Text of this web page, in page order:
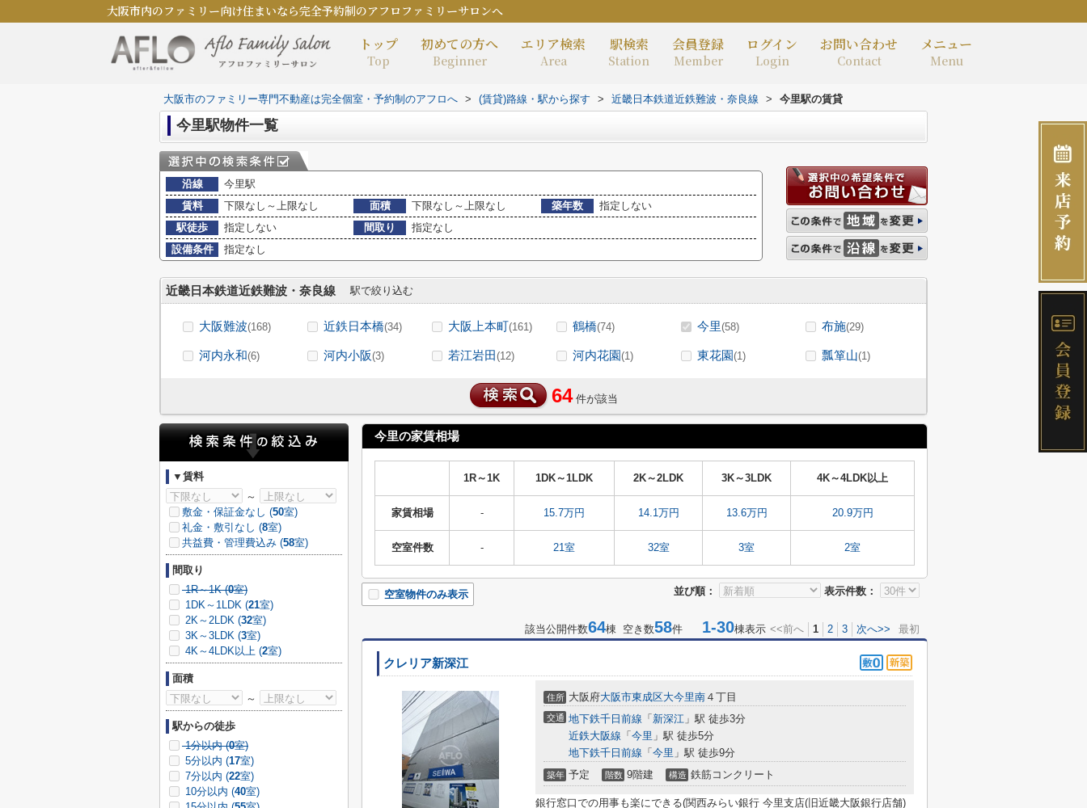
大阪市内のファミリー向け住まいなら完全予約制のアフロファミリーサロンへ
トップ
Top
初めての方へ
Beginner
エリア検索
Area
駅検索
Station
会員登録
Member
ログイン
Login
お問い合わせ
Contact
メニュー
Menu
大阪市のファミリー専門不動産は完全個室・予約制のアフロへ > (賃貸)路線・駅から探す > 近畿日本鉄道近鉄難波・奈良線 > 今里駅の賃貸
今里駅物件一覧
沿線
今里駅
賃料
下限なし～上限なし 面積 下限なし～上限なし 築年数
指定しない
駅徒歩
指定しない 間取り
指定なし
設備条件
指定なし
近畿日本鉄道近鉄難波・奈良線 駅で絞り込む
大阪難波(168) 近鉄日本橋(34) 大阪上本町(161) 鶴橋(74) 今里(58) 布施(29)
河内永和(6) 河内小阪(3) 若江岩田(12) 河内花園(1) 東花園(1) 瓢箪山(1)
64 件が該当
今里の家賃相場
1R～1K 1DK～1LDK 2K～2LDK 3K～3LDK 4K～4LDK以上
家賃相場 - 15.7万円 14.1万円 13.6万円 20.9万円
空室件数 - 21室 32室 3室 2室
並び順： 表示件数：
空室物件のみ表示
該当公開件数64棟 空き数58件 1-30棟表示 <<前へ 1 2 3 次へ>> 最初
クレリア新深江
住所 大阪府大阪市東成区大今里南 ４丁目
交通 地下鉄千日前線 「 新深江 」駅 徒歩3分
近鉄大阪線 「 今里 」駅 徒歩5分
地下鉄千日前線 「 今里 」駅 徒歩9分
築年 予定 階数 9階建 構造 鉄筋コンクリート
銀行窓口での用事も楽にできる(関西みらい銀行 今里支店(旧近畿大阪銀行店舗)
▼賃料
～
敷金・保証金なし (50室)
礼金・敷引なし (8室)
共益費・管理費込み (58室)
間取り
1R～1K (0室)
1DK～1LDK (21室)
2K～2LDK (32室)
3K～3LDK (3室)
4K～4LDK以上 (2室)
面積
～
駅からの徒歩
1分以内 (0室)
5分以内 (17室)
7分以内 (22室)
10分以内 (40室)